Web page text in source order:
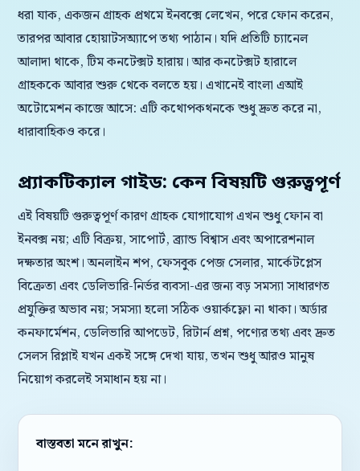
ধরা যাক, একজন গ্রাহক প্রথমে ইনবক্সে লেখেন, পরে ফোন করেন,
তারপর আবার হোয়াটসঅ্যাপে তথ্য পাঠান। যদি প্রতিটি চ্যানেল
আলাদা থাকে, টিম কনটেক্সট হারায়। আর কনটেক্সট হারালে
গ্রাহককে আবার শুরু থেকে বলতে হয়। এখানেই বাংলা এআই
অটোমেশন কাজে আসে: এটি কথোপকথনকে শুধু দ্রুত করে না,
ধারাবাহিকও করে।
প্র্যাকটিক্যাল গাইড: কেন বিষয়টি গুরুত্বপূর্ণ
এই বিষয়টি গুরুত্বপূর্ণ কারণ গ্রাহক যোগাযোগ এখন শুধু ফোন বা
ইনবক্স নয়; এটি বিক্রয়, সাপোর্ট, ব্র্যান্ড বিশ্বাস এবং অপারেশনাল
দক্ষতার অংশ। অনলাইন শপ, ফেসবুক পেজ সেলার, মার্কেটপ্লেস
বিক্রেতা এবং ডেলিভারি-নির্ভর ব্যবসা-এর জন্য বড় সমস্যা সাধারণত
প্রযুক্তির অভাব নয়; সমস্যা হলো সঠিক ওয়ার্কফ্লো না থাকা। অর্ডার
কনফার্মেশন, ডেলিভারি আপডেট, রিটার্ন প্রশ্ন, পণ্যের তথ্য এবং দ্রুত
সেলস রিপ্লাই যখন একই সঙ্গে দেখা যায়, তখন শুধু আরও মানুষ
নিয়োগ করলেই সমাধান হয় না।
বাস্তবতা মনে রাখুন: